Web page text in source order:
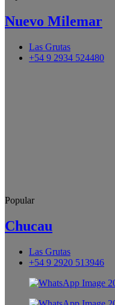
Nuevo Milemar
Las Grutas
+54 9 2934 524480
Popular
Chucau
Las Grutas
+54 9 2920 513946